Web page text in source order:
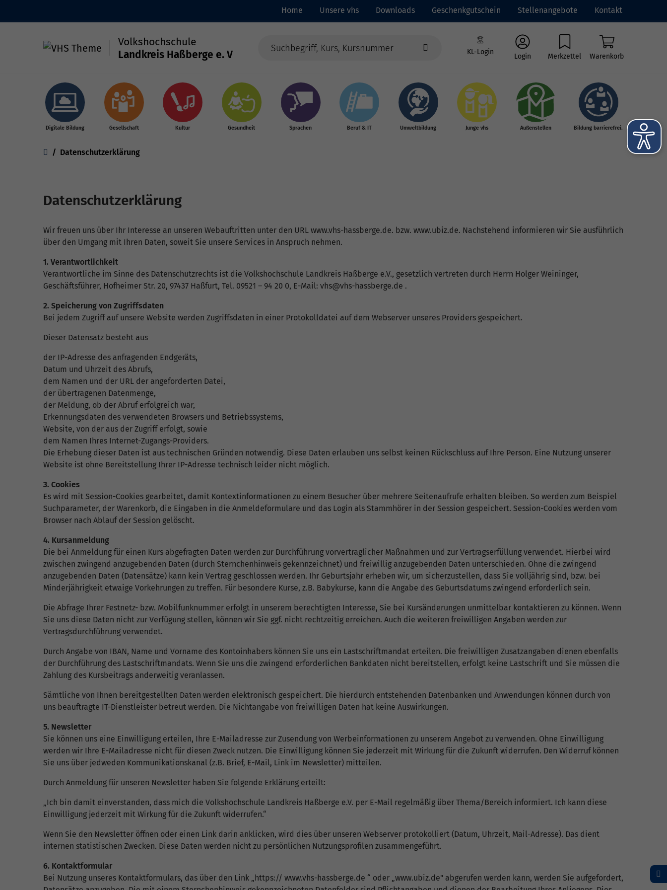
Home Unsere vhs Downloads Geschenkgutschein Stellenangebote Kontakt
Volkshochschule
Landkreis Haßberge e. V
KL-Login
Login Merkzettel Warenkorb
Digitale Bildung Gesellschaft Kultur Gesundheit Sprachen Beruf & IT Umweltbildung Junge vhs Außenstellen Bildung barrierefrei.
Datenschutzerklärung
Datenschutzerklärung
Wir freuen uns über Ihr Interesse an unseren Webauftritten unter den URL www.vhs-hassberge.de. bzw. www.ubiz.de. Nachstehend informieren wir Sie ausführlich
über den Umgang mit Ihren Daten, soweit Sie unsere Services in Anspruch nehmen.
1. Verantwortlichkeit
Verantwortliche im Sinne des Datenschutzrechts ist die Volkshochschule Landkreis Haßberge e.V., gesetzlich vertreten durch Herrn Holger Weininger,
Geschäftsführer, Hofheimer Str. 20, 97437 Haßfurt, Tel. 09521 – 94 20 0, E-Mail: vhs@vhs-hassberge.de .
2. Speicherung von Zugriffsdaten
Bei jedem Zugriff auf unsere Website werden Zugriffsdaten in einer Protokolldatei auf dem Webserver unseres Providers gespeichert.
Dieser Datensatz besteht aus
der IP-Adresse des anfragenden Endgeräts,
Datum und Uhrzeit des Abrufs,
dem Namen und der URL der angeforderten Datei,
der übertragenen Datenmenge,
der Meldung, ob der Abruf erfolgreich war,
Erkennungsdaten des verwendeten Browsers und Betriebssystems,
Website, von der aus der Zugriff erfolgt, sowie
dem Namen Ihres Internet-Zugangs-Providers.
Die Erhebung dieser Daten ist aus technischen Gründen notwendig. Diese Daten erlauben uns selbst keinen Rückschluss auf Ihre Person. Eine Nutzung unserer
Website ist ohne Bereitstellung Ihrer IP-Adresse technisch leider nicht möglich.
3. Cookies
Es wird mit Session-Cookies gearbeitet, damit Kontextinformationen zu einem Besucher über mehrere Seitenaufrufe erhalten bleiben. So werden zum Beispiel
Suchparameter, der Warenkorb, die Eingaben in die Anmeldeformulare und das Login als Stammhörer in der Session gespeichert. Session-Cookies werden vom
Browser nach Ablauf der Session gelöscht.
4. Kursanmeldung
Die bei Anmeldung für einen Kurs abgefragten Daten werden zur Durchführung vorvertraglicher Maßnahmen und zur Vertragserfüllung verwendet. Hierbei wird
zwischen zwingend anzugebenden Daten (durch Sternchenhinweis gekennzeichnet) und freiwillig anzugebenden Daten unterschieden. Ohne die zwingend
anzugebenden Daten (Datensätze) kann kein Vertrag geschlossen werden. Ihr Geburtsjahr erheben wir, um sicherzustellen, dass Sie volljährig sind, bzw. bei
Minderjährigkeit etwaige Vorkehrungen zu treffen. Für besondere Kurse, z.B. Babykurse, kann die Angabe des Geburtsdatums zwingend erforderlich sein.
Die Abfrage Ihrer Festnetz- bzw. Mobilfunknummer erfolgt in unserem berechtigten Interesse, Sie bei Kursänderungen unmittelbar kontaktieren zu können. Wenn
Sie uns diese Daten nicht zur Verfügung stellen, können wir Sie ggf. nicht rechtzeitig erreichen. Auch die weiteren freiwilligen Angaben werden zur
Vertragsdurchführung verwendet.
Durch Angabe von IBAN, Name und Vorname des Kontoinhabers können Sie uns ein Lastschriftmandat erteilen. Die freiwilligen Zusatzangaben dienen ebenfalls
der Durchführung des Lastschriftmandats. Wenn Sie uns die zwingend erforderlichen Bankdaten nicht bereitstellen, erfolgt keine Lastschrift und Sie müssen die
Zahlung des Kursbeitrags anderweitig veranlassen.
Sämtliche von Ihnen bereitgestellten Daten werden elektronisch gespeichert. Die hierdurch entstehenden Datenbanken und Anwendungen können durch von
uns beauftragte IT-Dienstleister betreut werden. Die Nichtangabe von freiwilligen Daten hat keine Auswirkungen.
5. Newsletter
Sie können uns eine Einwilligung erteilen, Ihre E-Mailadresse zur Zusendung von Werbeinformationen zu unserem Angebot zu verwenden. Ohne Einwilligung
werden wir Ihre E-Mailadresse nicht für diesen Zweck nutzen. Die Einwilligung können Sie jederzeit mit Wirkung für die Zukunft widerrufen. Den Widerruf können
Sie uns über jedweden Kommunikationskanal (z.B. Brief, E-Mail, Link im Newsletter) mitteilen.
Durch Anmeldung für unseren Newsletter haben Sie folgende Erklärung erteilt:
„Ich bin damit einverstanden, dass mich die Volkshochschule Landkreis Haßberge e.V. per E-Mail regelmäßig über Thema/Bereich informiert. Ich kann diese
Einwilligung jederzeit mit Wirkung für die Zukunft widerrufen.“
Wenn Sie den Newsletter öffnen oder einen Link darin anklicken, wird dies über unseren Webserver protokolliert (Datum, Uhrzeit, Mail-Adresse). Das dient
internen statistischen Zwecken. Diese Daten werden nicht zu persönlichen Nutzungsprofilen zusammengeführt.
6. Kontaktformular
Bei Nutzung unseres Kontaktformulars, das über den Link „https:// www.vhs-hassberge.de “ oder „www.ubiz.de" abgerufen werden kann, werden Sie aufgefordert,